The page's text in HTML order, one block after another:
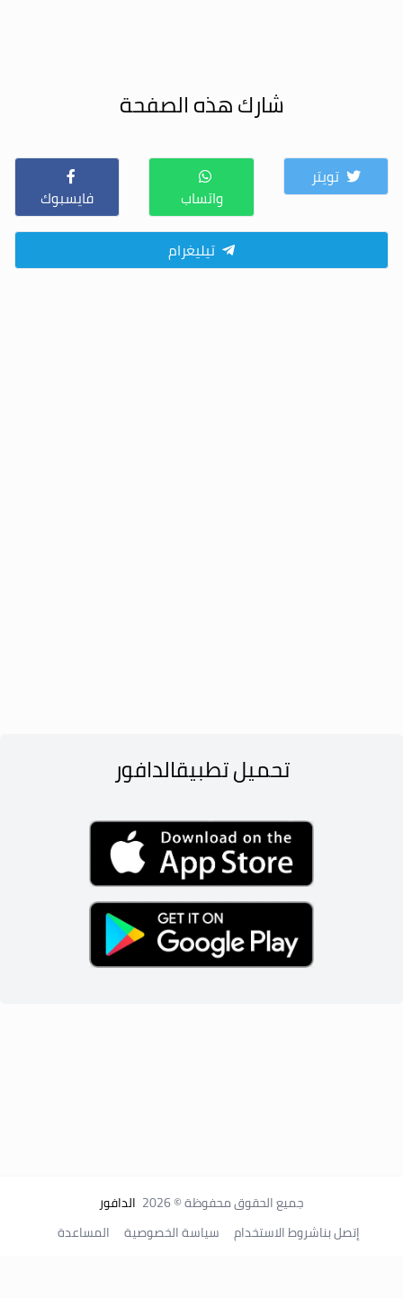
شارك هذه الصفحة
تويتر
واتساب
فايسبوك
تيليغرام
تحميل تطبيقالدافور
جميع الحقوق محفوظة © 2026
الدافور
إتصل بناشروط الاستخدام سياسة الخصوصية المساعدة